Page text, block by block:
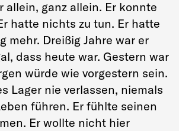
allein, ganz allein. Er konnte
hatte nichts zu tun. Er hatte
mehr. Dreißig Jahre war er
dass heute war. Gestern war
würde wie vorgestern sein.
Lager nie verlassen, niemals
führen. Er fühlte seinen
Er wollte nicht hier